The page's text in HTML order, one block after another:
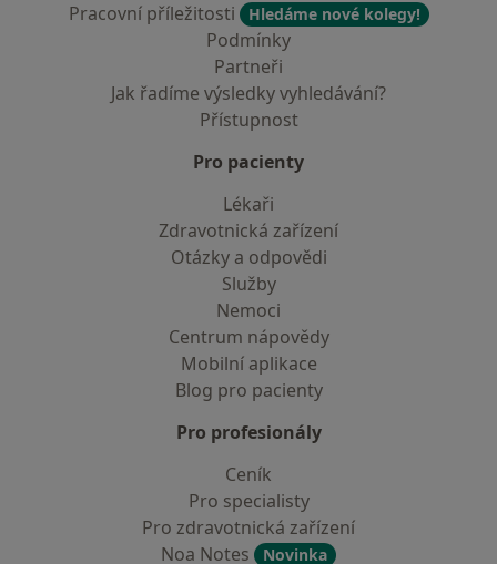
Pracovní příležitosti
Hledáme nové kolegy!
Podmínky
Partneři
Jak řadíme výsledky vyhledávání?
Přístupnost
Pro pacienty
Lékaři
Zdravotnická zařízení
Otázky a odpovědi
Služby
Nemoci
Centrum nápovědy
Mobilní aplikace
Blog pro pacienty
Pro profesionály
Ceník
Pro specialisty
Pro zdravotnická zařízení
Noa Notes
Novinka